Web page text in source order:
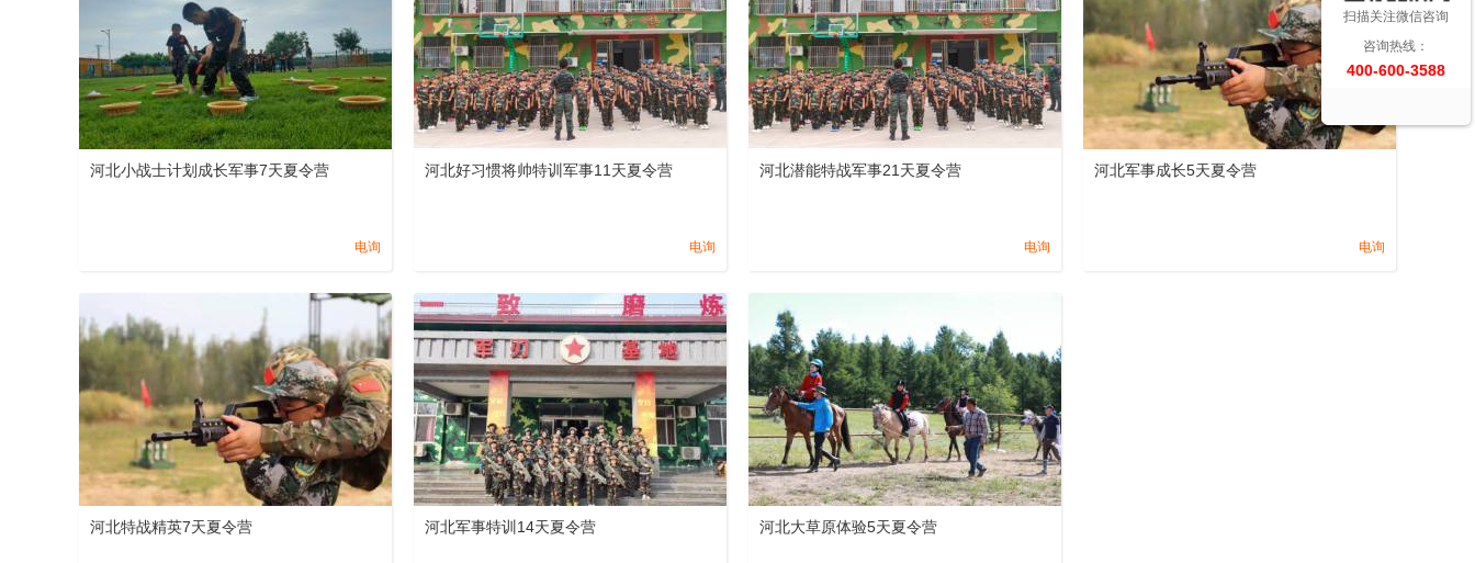
河北小战士计划成长军事7天夏令营
电询
河北好习惯将帅特训军事11天夏令营
电询
河北潜能特战军事21天夏令营
电询
河北军事成长5天夏令营
电询
河北特战精英7天夏令营 河北军事特训14天夏令营 河北大草原体验5天夏令营
扫描关注微信咨询
咨询热线：
400-600-3588